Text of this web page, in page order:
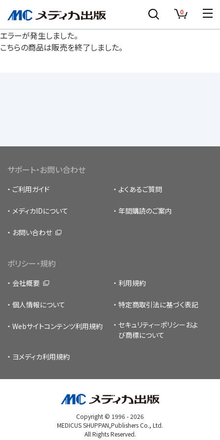
0
エラーが発生しました。
こちらの商品は販売を終了しました。
サポート・お問い合わせ
ご利用ガイド よくあるご質問
メディカIDについて 年間購読のご案内
お問い合わせ
ポリシー・規約
会社概要 利用規約
個人情報について 特定商取引法に基づく表記
Webサイトコンテンツ利用規約 セキュリティーポリシー およ
び商標について
ヨメディカ利用規約
Copyright © 1996 -2026
MEDICUS SHUPPAN,Publishers Co., Ltd.
All Rights Reserved.